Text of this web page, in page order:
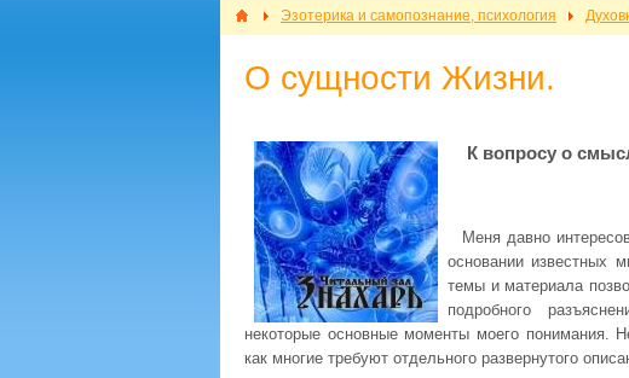
Эзотерика и самопознание, психология
О сущности Жизни.
К вопросу о
Меня давно
основании известных
темы и материала
подробного
некоторые основные моменты моего понимания.
как многие требуют отдельного развернутого